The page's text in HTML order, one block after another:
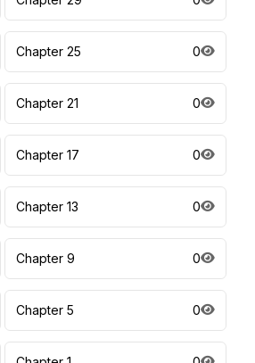
Chapter 25 0
Chapter 21 0
Chapter 17 0
Chapter 13 0
Chapter 9 0
Chapter 5 0